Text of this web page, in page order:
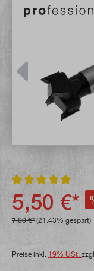
Durchschnittliche
5,50 €*
7,00 €* (21.43% gespart)
Preise inkl. 19% USt. zzgl.